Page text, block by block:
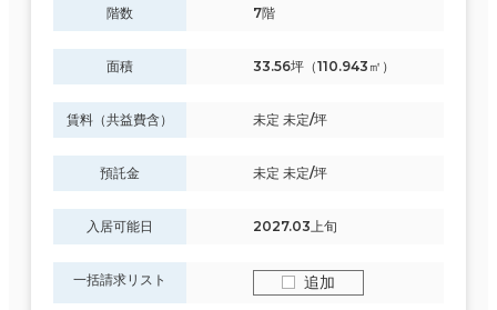
階数 7階
面積 33.56坪（110.943㎡）
賃料（共益費含） 未定 未定/坪
預託金 未定 未定/坪
入居可能日 2027.03上旬
一括請求リスト 追加